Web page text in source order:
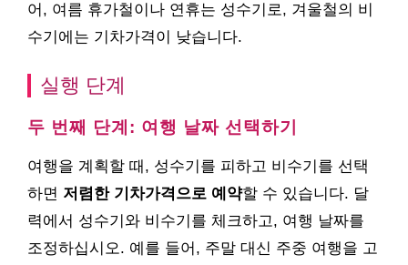
어, 여름 휴가철이나 연휴는 성수기로, 겨울철의 비
수기에는 기차가격이 낮습니다.
실행 단계
두 번째 단계: 여행 날짜 선택하기
여행을 계획할 때, 성수기를 피하고 비수기를 선택
하면 저렴한 기차가격으로 예약할 수 있습니다. 달
력에서 성수기와 비수기를 체크하고, 여행 날짜를
조정하십시오. 예를 들어, 주말 대신 주중 여행을 고